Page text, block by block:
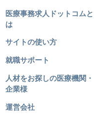
医療事務求人ドットコムと
は
サイトの使い方
就職サポート
人材をお探しの医療機関・
企業様
運営会社